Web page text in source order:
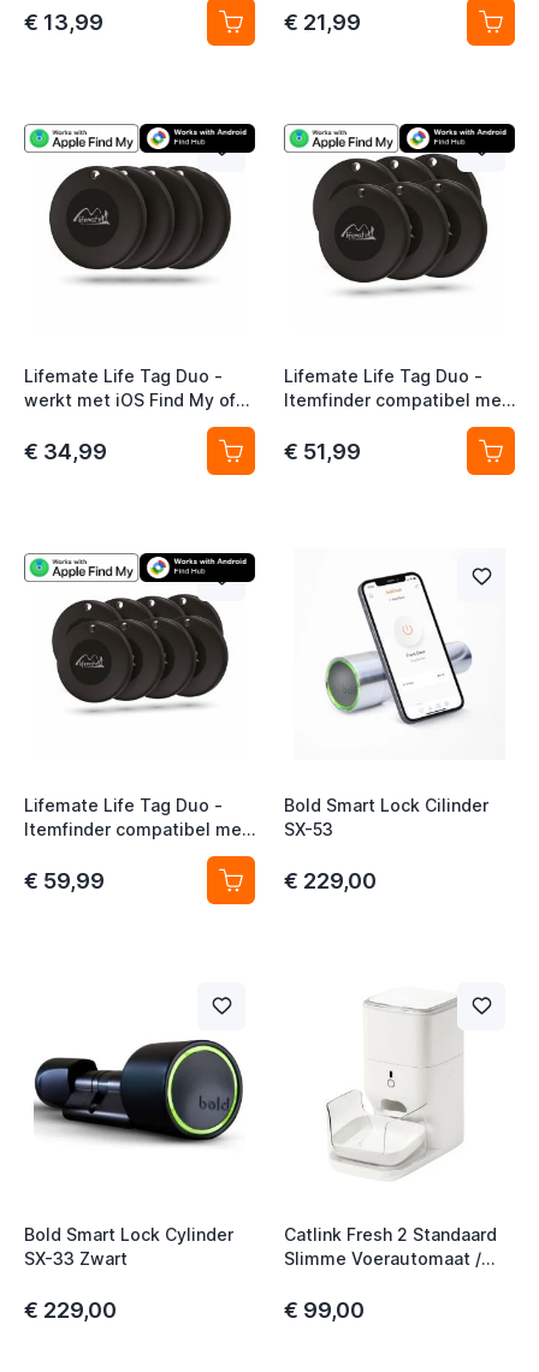
€ 13,99 € 21,99
Lifemate Life Tag Duo -
werkt met iOS Find My of
Itemfinder Airtag
€ 34,99
Lifemate Life Tag Duo -
Itemfinder compatibel met
€ 51,99
Lifemate Life Tag Duo -
Itemfinder compatibel met
€ 59,99
Bold Smart Lock Cilinder
SX-53
€ 229,00
Bold Smart Lock Cylinder
SX-33 Zwart
€ 229,00
Catlink Fresh 2 Standaard
Slimme Voerautomaat /
Voerautomaat
€ 99,00